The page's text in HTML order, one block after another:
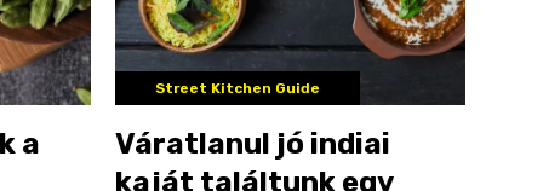
a
Street Kitchen Guide
Váratlanul jó indiai
kaját találtunk egy